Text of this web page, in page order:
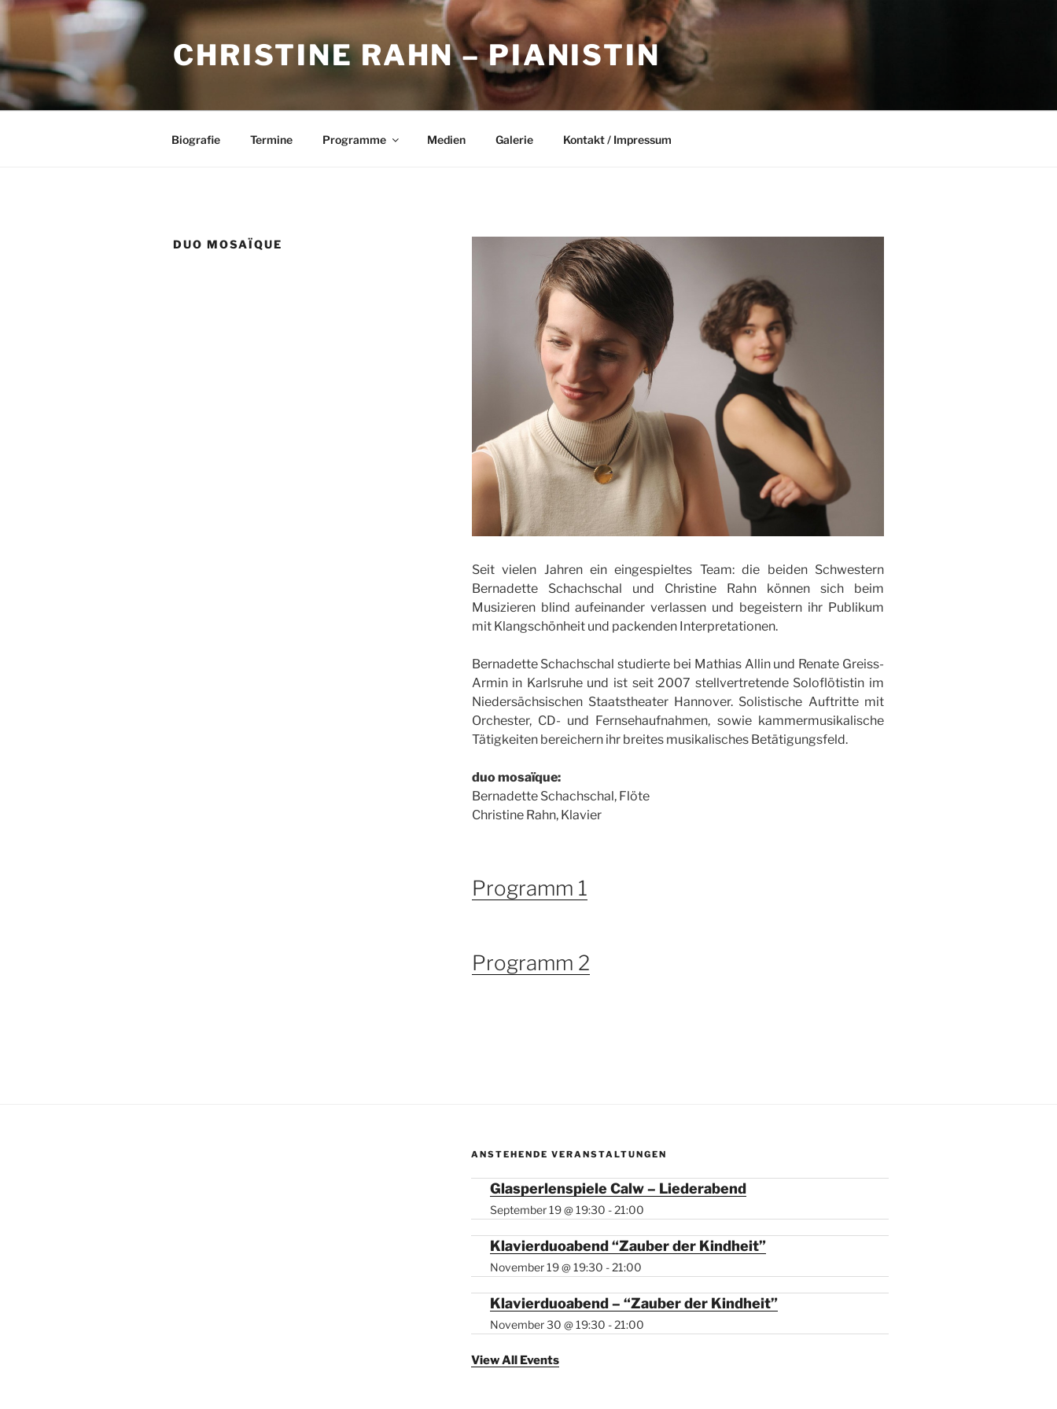
Skip
content
CHRISTINE RAHN – PIANISTIN
Biografie Termine Programme Medien Galerie Kontakt / Impressum
DUO MOSAÏQUE
Seit vielen Jahren ein eingespieltes Team: die beiden Schwestern
Bernadette Schachschal und Christine Rahn können sich beim
Musizieren blind aufeinander verlassen und begeistern ihr Publikum
mit Klangschönheit und packenden Interpretationen.
Bernadette Schachschal studierte bei Mathias Allin und Renate Greiss-
Armin in Karlsruhe und ist seit 2007 stellvertretende Soloflötistin im
Niedersächsischen Staatstheater Hannover. Solistische Auftritte mit
Orchester, CD- und Fernsehaufnahmen, sowie kammermusikalische
Tätigkeiten bereichern ihr breites musikalisches Betätigungsfeld.
duo mosaïque:
Bernadette Schachschal, Flöte
Christine Rahn, Klavier
Programm 1
Programm 2
ANSTEHENDE VERANSTALTUNGEN
Glasperlenspiele Calw – Liederabend
September 19 @ 19:30 -21:00
Klavierduoabend “Zauber der Kindheit”
November 19 @ 19:30 -21:00
Klavierduoabend – “Zauber der Kindheit”
November 30 @ 19:30 -21:00
View All Events